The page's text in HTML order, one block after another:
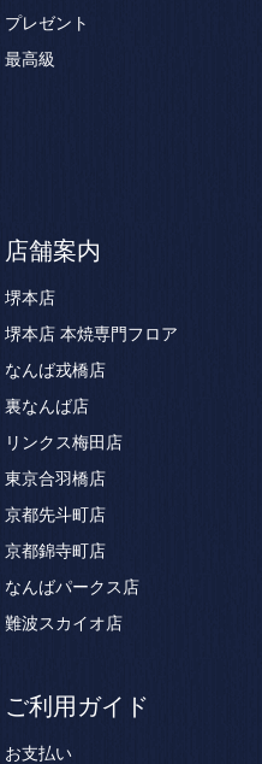
プレゼント
最高級
店舗案内
堺本店
堺本店 本焼専門フロア
なんば戎橋店
裏なんば店
リンクス梅田店
東京合羽橋店
京都先斗町店
京都錦寺町店
なんばパークス店
難波スカイオ店
ご利用ガイド
お支払い